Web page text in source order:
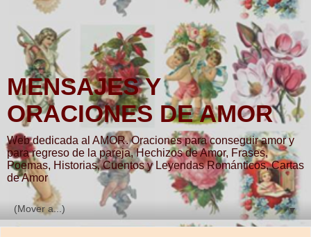
MENSAJES Y
ORACIONES DE AMOR
Web dedicada al AMOR. Oraciones para conseguir amor y
para regreso de la pareja, Hechizos de Amor, Frases,
Poemas, Historias, Cuentos y Leyendas Románticos, Cartas
de Amor
▼